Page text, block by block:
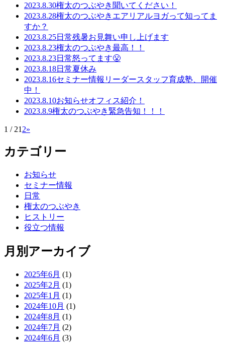
2023.8.30権太のつぶやき 聞いてください！
2023.8.28権太のつぶやき エアリアルヨガって知ってま
すか？
2023.8.25日常残暑お見舞い申し上げます
2023.8.23権太のつぶやき最高！！
2023.8.23日常怒ってます😤
2023.8.18日常夏休み
2023.8.16セミナー情報 リーダースタッフ育成塾、開催
中！
2023.8.10お知らせオフィス紹介！
2023.8.9権太のつぶやき 緊急告知！！！
1 / 21 2»
カテゴリー
お知らせ
セミナー情報
日常
権太のつぶやき
ヒストリー
役立つ情報
月別アーカイブ
2025年6月 (1)
2025年2月 (1)
2025年1月 (1)
2024年10月 (1)
2024年8月 (1)
2024年7月 (2)
2024年6月 (3)